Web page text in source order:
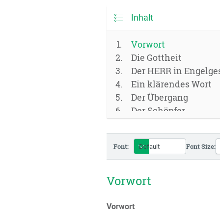
Inhalt
Vorwort
Die Gottheit
Der HERR in
Ein klärendes Wort
Der Übergang
Der Schöpfer
Der König
Der Richter
Die Unterbrechung
Die Brücke
Die Sohnschaft
Font: Font Size:
Vorwort
Vorwort